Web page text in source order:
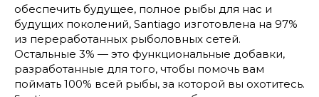
обеспечить будущее, полное рыбы для нас и
будущих поколений, Santiago изготовлена на 97%
из переработанных рыболовных сетей.
Остальные 3% — это функциональные добавки,
разработанные для того, чтобы помочь вам
поймать 100% всей рыбы, за которой вы охотитесь.